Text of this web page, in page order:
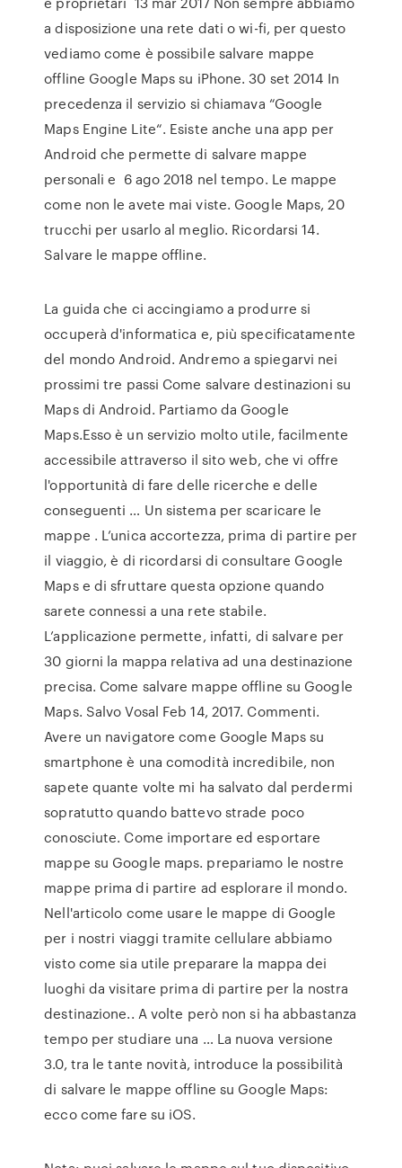
a disposizione una rete dati o wi-fi, per questo
vediamo come è possibile salvare mappe
offline Google Maps su iPhone. 30 set 2014 In
precedenza il servizio si chiamava “Google
Maps Engine Lite“. Esiste anche una app per
Android che permette di salvare mappe
personali e 6 ago 2018 nel tempo. Le mappe
come non le avete mai viste. Google Maps, 20
trucchi per usarlo al meglio. Ricordarsi 14.
Salvare le mappe offline.
La guida che ci accingiamo a produrre si
occuperà d'informatica e, più specificatamente
del mondo Android. Andremo a spiegarvi nei
prossimi tre passi Come salvare destinazioni su
Maps di Android. Partiamo da Google
Maps.Esso è un servizio molto utile, facilmente
accessibile attraverso il sito web, che vi offre
l'opportunità di fare delle ricerche e delle
conseguenti … Un sistema per scaricare le
mappe . L’unica accortezza, prima di partire per
il viaggio, è di ricordarsi di consultare Google
Maps e di sfruttare questa opzione quando
sarete connessi a una rete stabile.
L’applicazione permette, infatti, di salvare per
30 giorni la mappa relativa ad una destinazione
precisa. Come salvare mappe offline su Google
Maps. Salvo Vosal Feb 14, 2017. Commenti.
Avere un navigatore come Google Maps su
smartphone è una comodità incredibile, non
sapete quante volte mi ha salvato dal perdermi
sopratutto quando battevo strade poco
conosciute. Come importare ed esportare
mappe su Google maps. prepariamo le nostre
mappe prima di partire ad esplorare il mondo.
Nell'articolo come usare le mappe di Google
per i nostri viaggi tramite cellulare abbiamo
visto come sia utile preparare la mappa dei
luoghi da visitare prima di partire per la nostra
destinazione.. A volte però non si ha abbastanza
tempo per studiare una … La nuova versione
3.0, tra le tante novità, introduce la possibilità
di salvare le mappe offline su Google Maps:
ecco come fare su iOS.